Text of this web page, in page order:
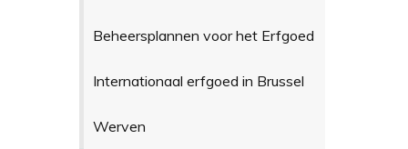
Beheersplannen voor het Erfgoed
Internationaal erfgoed in Brussel
Werven